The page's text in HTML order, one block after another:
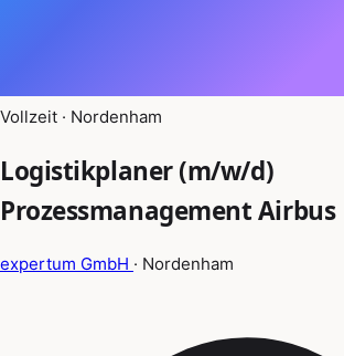
Vollzeit · Nordenham
Logistikplaner (m/w/d)
Prozessmanagement Airbus
expertum GmbH · Nordenham